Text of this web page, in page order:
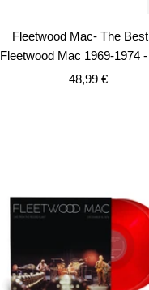
Fleetwood Mac- The
Fleetwood Mac 1969-1974
Angebotspreis
48,99 €